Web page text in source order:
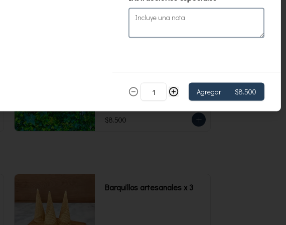
$8.500
Barquillos artesanales x 3
Agregar $8.500